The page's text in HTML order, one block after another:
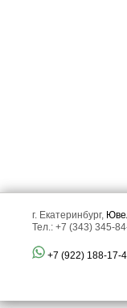
г. Екатеринбург,
Тел.: +7 (343) 345-
+7 (922) 188-17-